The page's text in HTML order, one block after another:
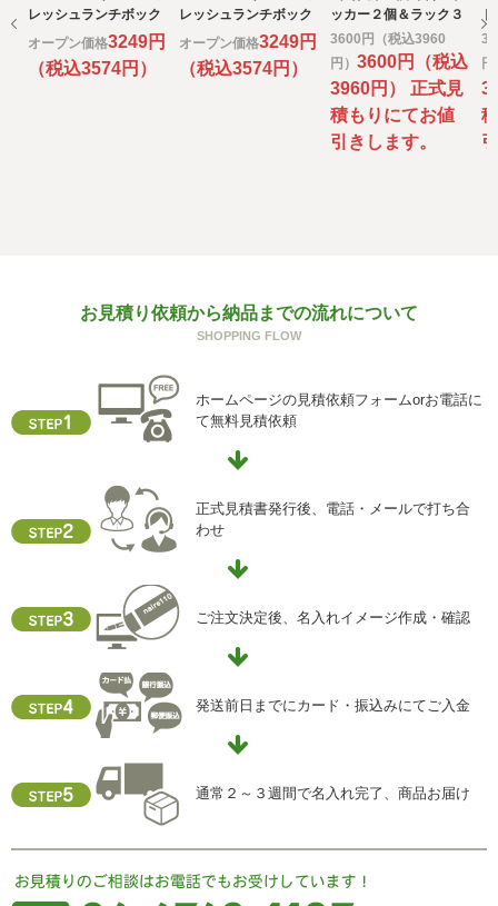
e) 個人情報の取扱いの委託について
取得した個人情報の取扱いの全部又は、一部を委託するこ
とがあります。
その場合には、当社において最善の考慮を行います。
f) 個人情報を与えなかった場合に生じる結果
個人情報を与えることは任意です。個人情報に関する情報
削除、利用停止、消去、第三者提供の停止および第三者提
供記録の開示(以下、開示等という)に応じます。
関する苦情、相談等の問合せ先」を参照してください。
h) 本人が容易に認識できない方法による個人情報の取得
クッキーやウェブビーコン等を用いるなどして、本人が容
易に認識できない方法による個人情報の取得を行っており
ません。
i) 個人情報保護方針
当社ホームページの個人情報保護方針をご覧下さい
【お問合せ先】
住所 ：大阪市中央区瓦屋町2-13-5
FAX ： 06-6763-0829
レッシュランチボック
ス DSD-1105W
1100ｍｌ
オープン価格3249円
（税込3574円）
レッシュランチボック
ス DSA-805W 815
オープン価格3249円
（税込3574円）
ッカー２個＆ラック３
段セット スリム タワー
3600円（税込3960
円） 3600円（税込
3960円） 正式見
積もりにてお値
引きします。
ッ
お見積り依頼から納品までの流れについて
SHOPPING FLOW
ホームページの見積依頼フォームorお電話に
て無料見積依頼
正式見積書発行後、電話・メールで打ち合
わせ
ご注文決定後、名入れイメージ作成・確認
発送前日までにカード・振込みにてご入金
通常２～３週間で名入れ完了、商品お届け